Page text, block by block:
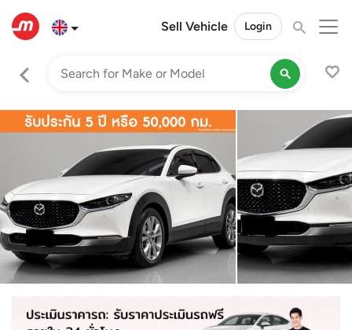
Sell Vehicle Login